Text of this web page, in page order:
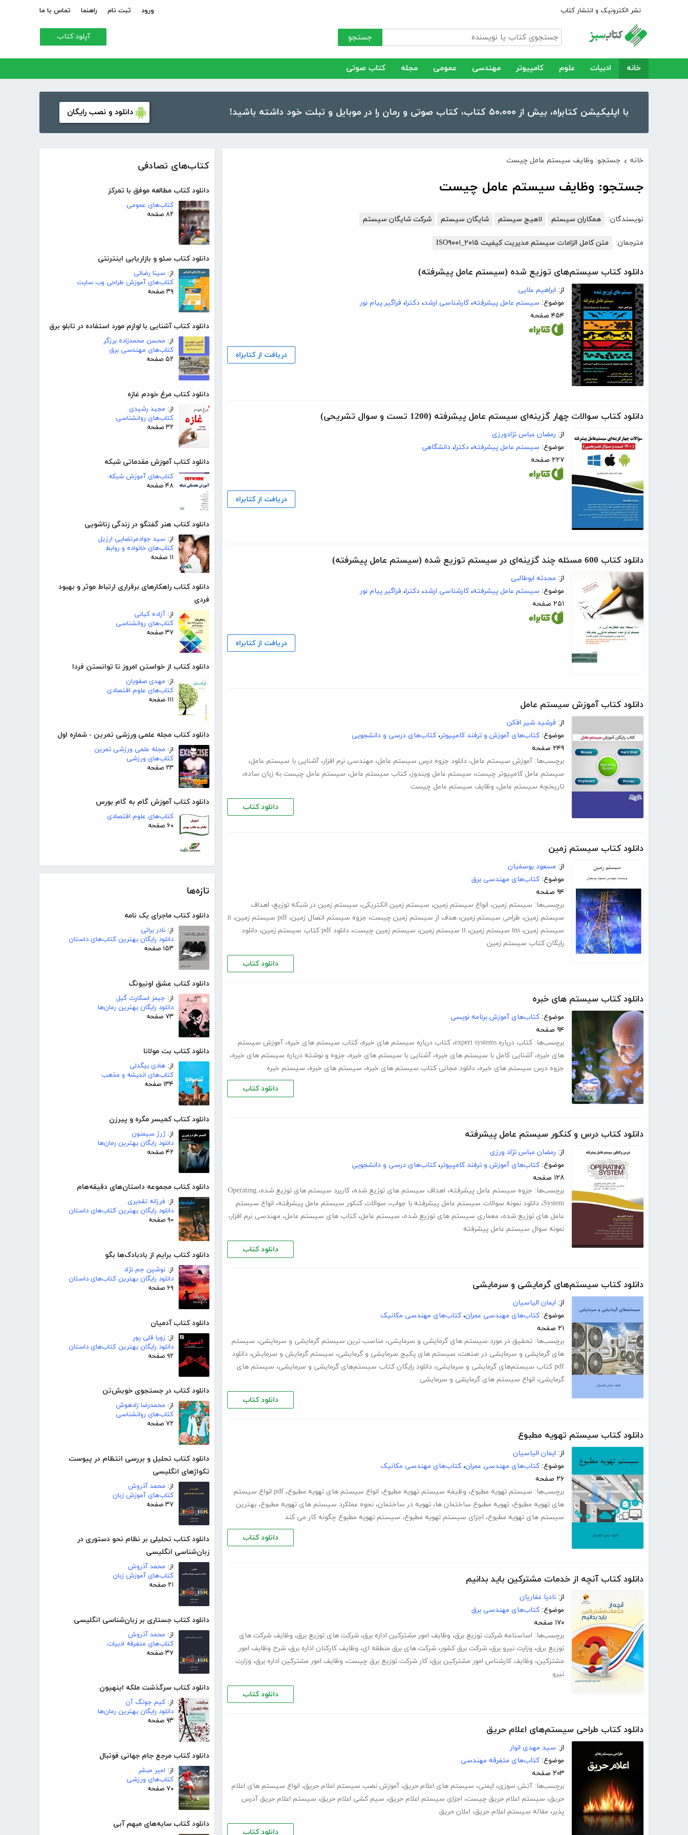
نشر الکترونیک و انتشار کتاب ورود ثبت نام راهنما تماس با ما
جستجو آپلود کتاب
خانه ادبیات علوم کامپیوتر مهندسی عمومی مجله کتاب صوتی
با اپلیکیشن کتابراه، بیش از ۵۰،۰۰۰ کتاب، کتاب صوتی و رمان را در موبایل و تبلت خود داشته باشید! دانلود و نصب رایگان
کتاب‌های تصادفی
دانلود کتاب مطالعه موفق با تمرکز
کتاب‌های عمومی
۸۲ صفحه
دانلود کتاب سئو و بازاریابی اینترنتی
از: سینا رضائی
کتاب‌های آموزش طراحی وب سایت
۳۹ صفحه
دانلود کتاب آشنایی با لوازم مورد استفاده در تابلو برق
از: محسن محمدزاده برزگر
کتاب‌های مهندسی برق
۵۲ صفحه
دانلود کتاب مرغ خودم غازه
از: مجید رشیدی
کتاب‌های روانشناسی
۳۲ صفحه
دانلود کتاب آموزش مقدماتی شبکه
کتاب‌های آموزش شبکه
۴۸ صفحه
دانلود کتاب هنر گفتگو در زندگی زناشویی
از: سید جوادمرتضایی ارزیل
کتاب‌های خانواده و روابط
۱۱ صفحه
دانلود کتاب راهکارهای برقراری ارتباط موثر و بهبود
فردی
از: آزاده کیانی
کتاب‌های روانشناسی
۳۷ صفحه
دانلود کتاب از خواستن امروز تا توانستن فردا
از: مهدی صفویان
کتاب‌های علوم اقتصادی
۱۱۱ صفحه
دانلود کتاب مجله علمی ورزشی تمرین - شماره اول
از: مجله علمی ورزشی تمرین
کتاب‌های ورزشی
۲۳ صفحه
دانلود کتاب آموزش گام به گام بورس
کتاب‌های علوم اقتصادی
۶۰ صفحه
تازه‌ها
دانلود کتاب ماجرای یک نامه
از: نادر براتی
دانلود رایگان بهترین کتاب‌های داستان
۱۵۳ صفحه
دانلود کتاب عشق اونیونگ
از: جیمز اسکارث گیل
دانلود رایگان بهترین رمان‌ها
۷۳ صفحه
دانلود کتاب بت مولانا
از: هادی بیگدلی
کتاب‌های اندیشه و مذهب
۱۳۴ صفحه
دانلود کتاب کمیسر مگره و پیرزن
از:ژرژ سیمنون
دانلود رایگان بهترین رمان‌ها
۴۲ صفحه
دانلود کتاب مجموعه داستان‌های دقیقه‌هام
از: فرزانه تقدیری
دانلود رایگان بهترین کتاب‌های داستان
۹۰ صفحه
دانلود کتاب برایم از بادبادک‌ها بگو
از: نوشین جم نژاد
دانلود رایگان بهترین کتاب‌های داستان
۶۹ صفحه
دانلود کتاب آدمیان
از: زویا قلی پور
دانلود رایگان بهترین کتاب‌های داستان
۹۲ صفحه
دانلود کتاب در جستجوی خویش‌تن
از: محمدرضا زادهوش
کتاب‌های روانشناسی
۷۲ صفحه
دانلود کتاب تحلیل و بررسی انتظام در پیوست
تکواژهای انگلیسی
از: محمد آذروش
کتاب‌های آموزش زبان
۳۷ صفحه
دانلود کتاب تحلیلی بر نظام نحو دستوری در
زبان‌شناسی انگلیسی
از: محمد آذروش
کتاب‌های آموزش زبان
۲۱ صفحه
دانلود کتاب جستاری بر زبان‌شناسی انگلیسی
از: محمد آذروش
کتاب‌های متفرقه ادبیات
۳۷ صفحه
دانلود کتاب سرگذشت ملکه اینهیون
از: کیم جونگ آن
دانلود رایگان بهترین رمان‌ها
۹۳ صفحه
دانلود کتاب مرجع جام جهانی فوتبال
از: امیر مبشر
کتاب‌های ورزشی
۷۰ صفحه
دانلود کتاب سایه‌های مبهم آبی
خانه › جستجو: وظایف سیستم عامل چیست
جستجو: وظایف سیستم عامل چیست
نویسندگان: همکاران سیستم لاهیج سیستم شایگان سیستم شرکت شایگان سیستم
مترجمان: متن کامل الزامات سیستم مدیریت کیفیت ISO۹۰۰۱_۲۰۱۵
دانلود کتاب سیستم‌های توزیع شده (سیستم عامل پیشرفته)
از: ابراهیم علایی
موضوع: سیستم عامل پیشرفته، کارشناسی ارشد، دکترا، فراگیر پیام نور
۴۵۴ صفحه
دریافت از کتابراه
دانلود کتاب سوالات چهار گزینه‌ای سیستم عامل پیشرفته (1200 تست و سوال تشریحی)
از: رمضان عباس نژادورزی
موضوع: سیستم عامل پیشرفته، دکترا، دانشگاهی
۲۲۷ صفحه
دریافت از کتابراه
دانلود کتاب 600 مسئله چند گزینه‌ای در سیستم توزیع شده (سیستم عامل پیشرفته)
از: محدثه ابوطالبی
موضوع: سیستم عامل پیشرفته، کارشناسی ارشد، دکترا، فراگیر پیام نور
۲۵۱ صفحه
دریافت از کتابراه
دانلود کتاب آموزش سیستم عامل
از: فرشید شیر افکن
موضوع: کتاب‌های آموزش و ترفند کامپیوتر، کتاب‌های درسی و دانشجویی
۲۴۹ صفحه
برچسب‌ها: آموزش سیستم عامل، دانلود جزوه درس سیستم عامل، مهندسی نرم افزار، آشنایی با سیستم عامل،
سیستم عامل کامپیوتر چیست، سیستم عامل ویندوز، کتاب سیستم عامل، سیستم عامل چیست به زبان ساده،
تاریخچه سیستم عامل، وظایف سیستم عامل چیست
دانلود کتاب
دانلود کتاب سیستم زمین
از: مسعود یوسفیان
موضوع: کتاب‌های مهندسی برق
۹۴ صفحه
برچسب‌ها: سیستم زمین، انواع سیستم زمین، سیستم زمین الکتریکی، سیستم زمین در شبکه توزیع، اهداف
سیستم زمین، طراحی سیستم زمین، هدف از سیستم زمین چیست، جزوه سیستم اتصال زمین، pdf سیستم زمین ، it
سیستم زمین، tns سیستم زمین ، tt سیستم زمین ، سیستم زمین چیست، دانلود pdf کتاب سیستم زمین ، دانلود
رایگان کتاب سیستم زمین
دانلود کتاب
دانلود کتاب سیستم های خبره
موضوع: کتاب‌های آموزش برنامه نویسی
۹۴ صفحه
برچسب‌ها: کتاب درباره expert systems ، کتاب درباره سیستم های خبره، کتاب سیستم های خبره، آموزش سیستم
های خبره، آشنایی کامل با سیستم های خبره، آشنایی با سیستم های خبره، جزوه و نوشته درباره سیستم های خبره،
جزوه درس سیستم های خبره، دانلود مجانی کتاب سیستم های خبره، سیستم های خبره، سیستم خبره
دانلود کتاب
دانلود کتاب درس و کنکور سیستم عامل پیشرفته
از: رمضان عباس نژاد ورزی
موضوع: کتاب‌های آموزش و ترفند کامپیوتر، کتاب‌های درسی و دانشجویی
۱۲۸ صفحه
برچسب‌ها: جزوه سیستم عامل پیشرفته، اهداف سیستم های توزیع شده، کاربرد سیستم های توزیع شده، Operating
System، دانلود نمونه سوالات سیستم عامل پیشرفته با جواب، سوالات کنکور سیستم عامل پیشرفته، انواع سیستم
عامل های توزیع شده، معماری سیستم های توزیع شده، سیستم عامل، کتاب های سیستم عامل، مهندسی نرم افزار،
نمونه سوال سیستم عامل پیشرفته
دانلود کتاب
دانلود کتاب سیستم‌های گرمایشی و سرمایشی
از: ایمان الیاسیان
موضوع: کتاب‌های مهندسی عمران، کتاب‌های مهندسی مکانیک
۲۱ صفحه
برچسب‌ها: تحقیق در مورد سیستم های گرمایشی و سرمایشی، مناسب ترین سیستم گرمایشی و سرمایشی، سیستم
های گرمایشی و سرمایشی در صنعت، سیستم های پکیج سرمایشی و گرمایشی، سیستم گرمایش و سرمایش، دانلود
pdf کتاب سیستم‌های گرمایشی و سرمایشی
، دانلود رایگان کتاب سیستم‌های گرمایشی و سرمایشی، سیستم های
گرمایشی، انواع سیستم های گرمایشی و سرمایشی
دانلود کتاب
دانلود کتاب سیستم تهویه مطبوع
از: ایمان الیاسیان
موضوع: کتاب‌های مهندسی عمران، کتاب‌های مهندسی مکانیک
۲۶ صفحه
برچسب‌ها: سیستم تهویه مطبوع، وظیفه سیستم تهویه مطبوع، انواع سیستم های تهویه مطبوع،
pdf انواع سیستم
های تهویه مطبوع، تهویه مطبوع ساختمان ها، تهویه در ساختمان، نحوه عملکرد سیستم های تهویه مطبوع، بهترین
سیستم های تهویه مطبوع، اجزای سیستم تهویه مطبوع، سیستم تهویه مطبوع چگونه کار می کند
دانلود کتاب
دانلود کتاب آنچه از خدمات مشترکین باید بدانیم
از: نادیا غفاریان
موضوع: کتاب‌های مهندسی برق
۱۷۰ صفحه
برچسب‌ها: اساسنامه شرکت توزیع برق، وظایف امور مشترکین اداره برق، شرکت های توزیع برق، وظایف شرکت های
توزیع برق، وزارت نیرو برق، شرکت برق کشور، شرکت های برق منطقه ای، وظایف کارکنان اداره برق، شرح وظایف امور
مشترکین، وظایف کارشناس امور مشترکین برق، کار شرکت توزیع برق چیست، وظایف امور مشترکین اداره برق، وزارت
نیرو
دانلود کتاب
دانلود کتاب طراحی سیستم‌های اعلام حریق
از: سید مهدی انوار
موضوع: کتاب‌های متفرقه مهندسی
۲۰۳ صفحه
برچسب‌ها: آتش سوزی، ایمنی، سیستم های اعلام حریق، آموزش نصب سیستم اعلام حریق، انواع سیستم های اعلام
حریق، سیستم اعلام حریق چیست، اجزای سیستم اعلام حریق، سیم کشی اعلام حریق، سیستم اعلام حریق آدرس
پذیر، مقاله سیستم اعلام حریق، اعلان حریق
دانلود کتاب